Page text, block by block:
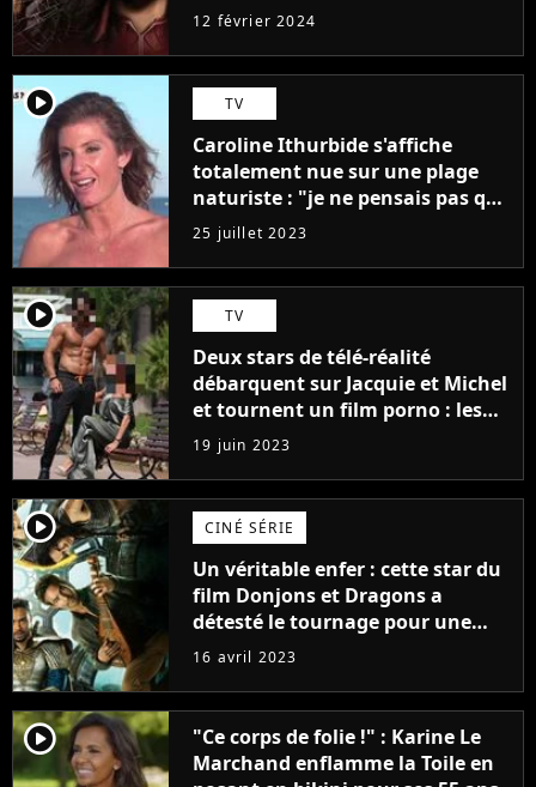
12 février 2024
player2 TV
Caroline Ithurbide s'affiche
totalement nue sur une plage
naturiste : "je ne pensais pas que
j'arriverais à le faire..."
25 juillet 2023
player2 TV
Deux stars de télé-réalité
débarquent sur Jacquie et Michel
et tournent un film porno : les
premières images du tournage
(exclu)
19 juin 2023
player2 CINÉ SÉRIE
Un véritable enfer : cette star du
film Donjons et Dragons a
détesté le tournage pour une
raison très spéciale
16 avril 2023
player2
"Ce corps de folie !" : Karine Le
Marchand enflamme la Toile en